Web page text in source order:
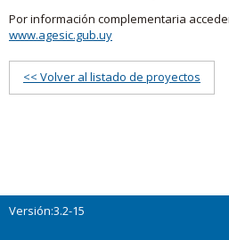
Por información complementaria
www.agesic.gub.uy
<< Volver al listado de proyectos
Versión:3.2-15